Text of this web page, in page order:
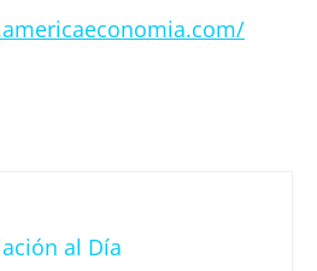
al Día